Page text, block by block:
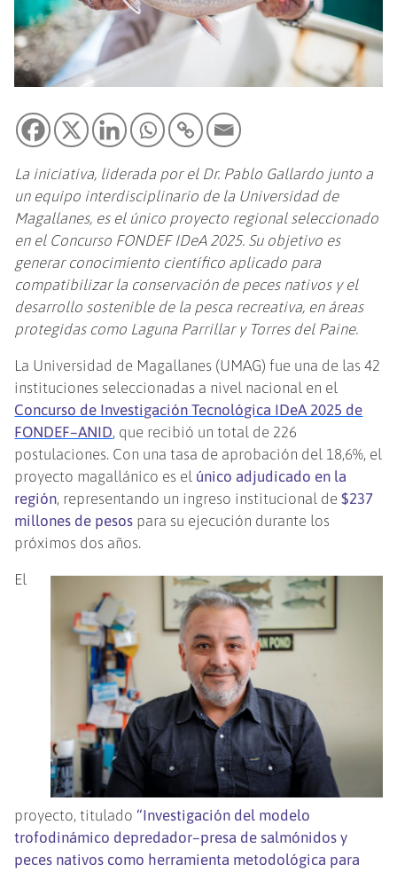
La iniciativa, liderada por el Dr. Pablo Gallardo junto a
un equipo interdisciplinario de la Universidad de
Magallanes, es el único proyecto regional seleccionado
en el Concurso FONDEF IDeA 2025. Su objetivo es
generar conocimiento científico aplicado para
compatibilizar la conservación de peces nativos y el
desarrollo sostenible de la pesca recreativa, en áreas
protegidas como Laguna Parrillar y Torres del Paine.
La Universidad de Magallanes (UMAG) fue una de las 42
instituciones seleccionadas a nivel nacional en el
Concurso de Investigación Tecnológica IDeA 2025 de
FONDEF–ANID, que recibió un total de 226
postulaciones. Con una tasa de aprobación del 18,6%, el
proyecto magallánico es el único adjudicado en la
región, representando un ingreso institucional de$237
millones de pesos para su ejecución durante los
próximos dos años.
El
proyecto, titulado“Investigación del modelo
trofodinámico depredador–presa de salmónidos y
peces nativos como herramienta metodológica para